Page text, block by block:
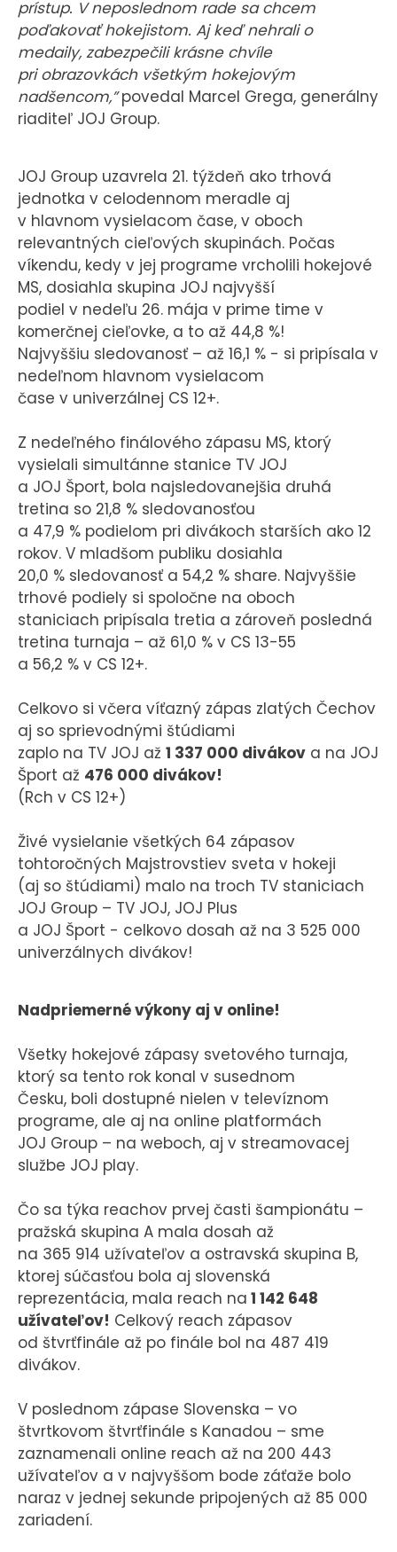
prístup. V neposlednom rade sa chcem
poďakovať hokejistom. Aj keď nehrali o
medaily, zabezpečili krásne chvíle
pri obrazovkách všetkým hokejovým
nadšencom,”povedal Marcel Grega, generálny
riaditeľ JOJ Group.
JOJ Group uzavrela 21. týždeň ako trhová
jednotka v celodennom meradle aj
v hlavnom vysielacom čase, v oboch
relevantných cieľových skupinách. Počas
víkendu, kedy v jej programe vrcholili hokejové
MS, dosiahla skupina JOJ najvyšší
podiel v nedeľu 26. mája v prime time v
komerčnej cieľovke, a to až 44,8 %!
Najvyššiu sledovanosť – až 16,1 % - si pripísala v
nedeľnom hlavnom vysielacom
čase v univerzálnej CS 12+.
Z nedeľného finálového zápasu MS, ktorý
vysielali simultánne stanice TV JOJ
a JOJ Šport, bola najsledovanejšia druhá
tretina so 21,8 % sledovanosťou
a 47,9 % podielom pri divákoch starších ako 12
rokov. V mladšom publiku dosiahla
20,0 % sledovanosť a 54,2 % share. Najvyššie
trhové podiely si spoločne na oboch
staniciach pripísala tretia a zároveň posledná
tretina turnaja – až 61,0 % v CS 13-55
a 56,2 % v CS 12+.
Celkovo si včera víťazný zápas zlatých Čechov
aj so sprievodnými štúdiami
zaplo na TV JOJ až 1 337 000 divákov a na JOJ
Šport až 476 000 divákov!
(Rch v CS 12+)
Živé vysielanie všetkých 64 zápasov
tohtoročných Majstrovstiev sveta v hokeji
(aj so štúdiami) malo na troch TV staniciach
JOJ Group – TV JOJ, JOJ Plus
a JOJ Šport - celkovo dosah až na 3 525 000
univerzálnych divákov!
Nadpriemerné výkony aj v online!
Všetky hokejové zápasy svetového turnaja,
ktorý sa tento rok konal v susednom
Česku, boli dostupné nielen v televíznom
programe, ale aj na online platformách
JOJ Group – na weboch, aj v streamovacej
službe JOJ play.
Čo sa týka reachov prvej časti šampionátu –
pražská skupina A mala dosah až
na 365 914 užívateľov a ostravská skupina B,
ktorej súčasťou bola aj slovenská
reprezentácia, mala reach na 1 142 648
užívateľov! Celkový reach zápasov
od štvrťfinále až po finále bol na 487 419
divákov.
V poslednom zápase Slovenska – vo
štvrtkovom štvrťfinále s Kanadou – sme
zaznamenali online reach až na 200 443
užívateľov a v najvyššom bode záťaže bolo
naraz v jednej sekunde pripojených až 85 000
zariadení.